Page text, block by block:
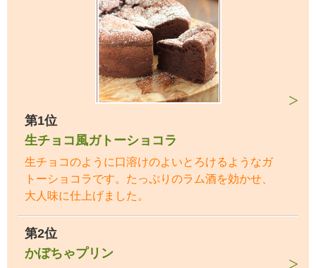
第1位
生チョコ風ガトーショコラ
生チョコのように口溶けのよいとろけるようなガ
トーショコラです。たっぷりのラム酒を効かせ、
大人味に仕上げました。
第2位
かぼちゃプリン